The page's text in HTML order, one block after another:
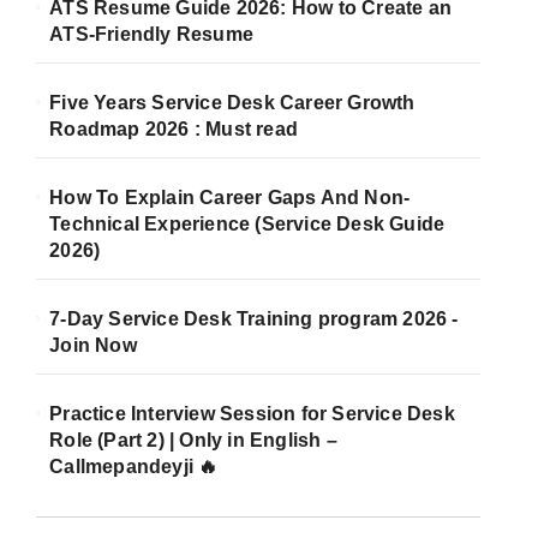
ATS Resume Guide 2026: How to Create an
ATS-Friendly Resume
Five Years Service Desk Career Growth
Roadmap 2026 : Must read
How To Explain Career Gaps And Non-
Technical Experience (Service Desk Guide
2026)
7-Day Service Desk Training program 2026 -
Join Now
Practice Interview Session for Service Desk
Role (Part 2) | Only in English –
Callmepandeyji 🔥